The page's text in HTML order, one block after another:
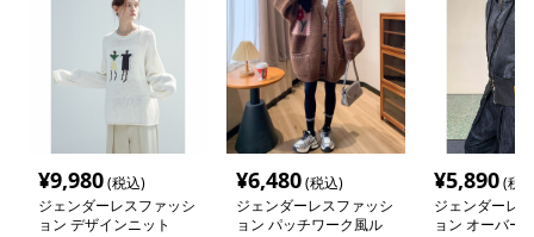
¥9,980(税込)
ジェンダーレスファッシ
ョン デザインニット
¥6,480(税込)
ジェンダーレスファッシ
ョン パッチワーク風ル
¥5,890(税
ジェンダーレ
ョン オーバー